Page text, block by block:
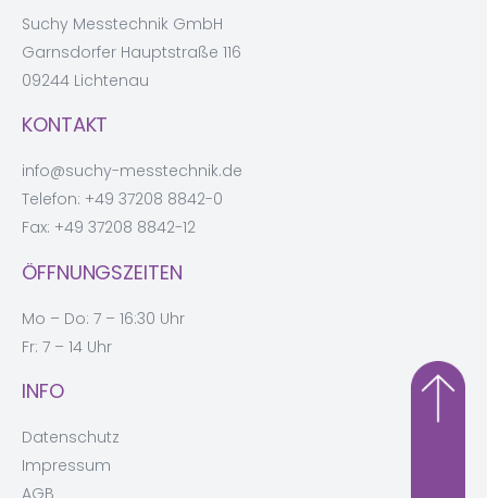
Suchy Messtechnik GmbH
Garnsdorfer Hauptstraße 116
09244 Lichtenau
KONTAKT
info@suchy-messtechnik.de
Telefon: +49 37208 8842-0
Fax: +49 37208 8842-12
ÖFFNUNGSZEITEN
Mo – Do: 7 – 16:30 Uhr
Fr: 7 – 14 Uhr
INFO
Datenschutz
Impressum